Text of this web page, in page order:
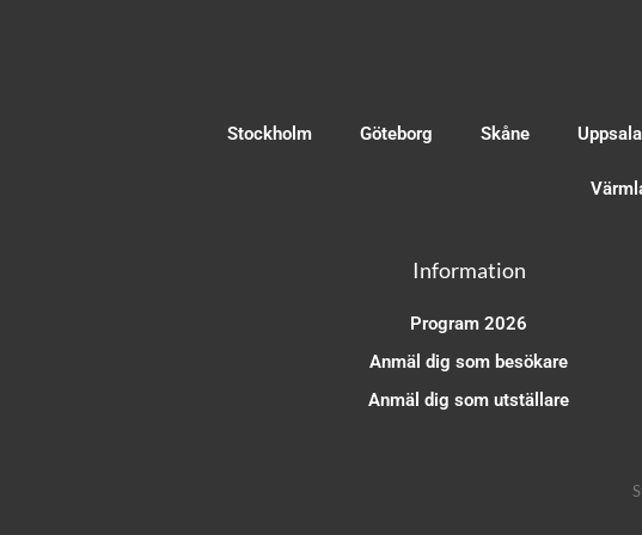
Stockholm Göteborg Skåne Uppsala
Information
Program 2026
Anmäl dig som besökare
Anmäl dig som utställare